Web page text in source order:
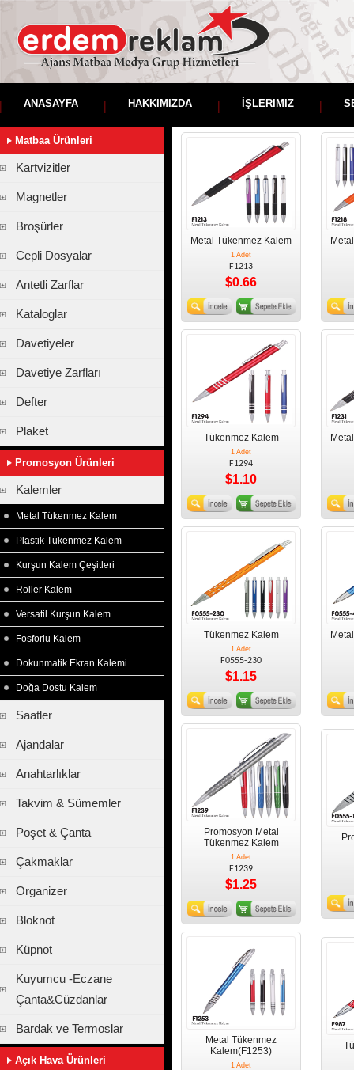
ANASAYFA HAKKIMIZDA İŞLERIMIZ
Matbaa Ürünleri
Kartvizitler
Magnetler
Broşürler
Cepli Dosyalar
Antetli Zarflar
Kataloglar
Davetiyeler
Davetiye Zarfları
Defter
Plaket
Promosyon Ürünleri
Kalemler
Metal Tükenmez Kalem
Plastik Tükenmez Kalem
Kurşun Kalem Çeşitleri
Roller Kalem
Versatil Kurşun Kalem
Fosforlu Kalem
Dokunmatik Ekran Kalemi
Doğa Dostu Kalem
Saatler
Ajandalar
Anahtarlıklar
Takvim & Sümemler
Poşet & Çanta
Çakmaklar
Organizer
Bloknot
Küpnot
Kuyumcu -Eczane
Çanta&Cüzdanlar
Bardak ve Termoslar
Açık Hava Ürünleri
Metal Tükenmez Kalem
1 Adet
F1213
$0.66
Tükenmez Kalem
1 Adet
F1294
$1.10
Tükenmez Kalem
1 Adet
F0555-230
$1.15
Promosyon Metal
Tükenmez Kalem
1 Adet
F1239
$1.25
Metal Tükenmez
Kalem(F1253)
1 Adet